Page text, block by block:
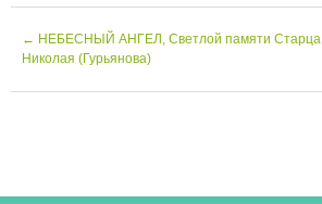
← НЕБЕСНЫЙ АНГЕЛ, Светлой памяти Старца
Николая (Гурьянова)